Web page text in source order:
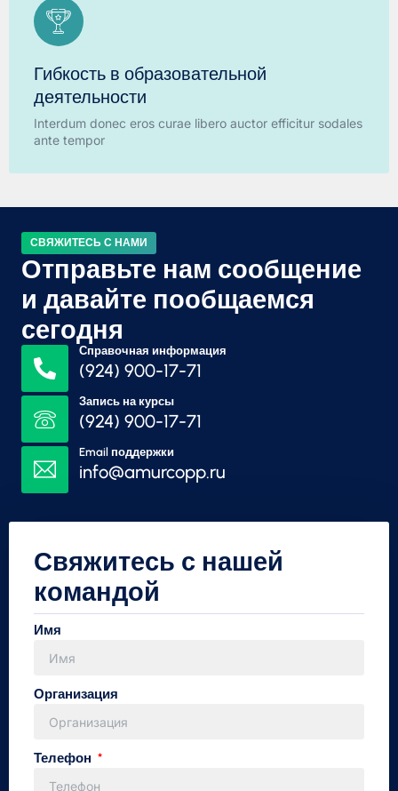
Гибкость в образовательной
деятельности
Interdum donec eros curae libero auctor efficitur sodales
ante tempor
СВЯЖИТЕСЬ С НАМИ
Отправьте нам сообщение
и давайте пообщаемся
сегодня
Справочная информация
(924) 900-17-71
Запись на курсы
(924) 900-17-71
Email поддержки
info@amurcopp.ru
Свяжитесь с нашей
командой
Имя
Организация
Телефон